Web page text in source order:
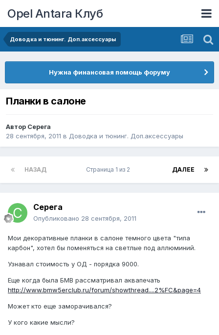
Opel Antara Клуб
Доводка и тюнинг. Доп.аксессуары
Нужна финансовая помощь форуму
Планки в салоне
Автор Cepeгa
28 сентября, 2011 в Доводка и тюнинг. Доп.аксессуары
НАЗАД ДАЛЕЕ
Страница 1 из 2
Cepeгa
Опубликовано 28 сентября, 2011
Мои декоративные планки в салоне темного цвета "типа
карбон", хотел бы поменяться на светлые под аллюминий.
Узнавал стоимость у ОД - порядка 9000.
Еще когда была БМВ рассматривал аквапечать
http://www.bmw5erclub.ru/forum/showthread....2%FC&page=4
Может кто еще заморачивался?
У кого какие мысли?